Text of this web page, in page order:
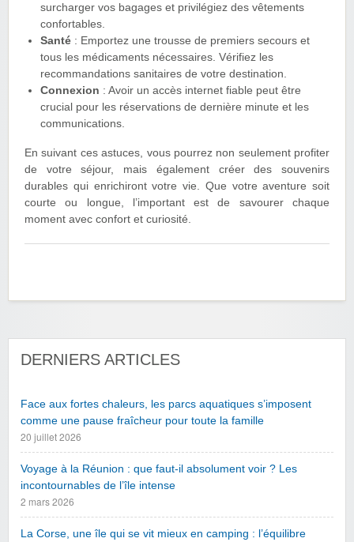
surcharger vos bagages et privilégiez des vêtements
confortables.
Santé : Emportez une trousse de premiers secours et
tous les médicaments nécessaires. Vérifiez les
recommandations sanitaires de votre destination.
Connexion : Avoir un accès internet fiable peut être
crucial pour les réservations de dernière minute et les
communications.
En suivant ces astuces, vous pourrez non seulement profiter
de votre séjour, mais également créer des souvenirs
durables qui enrichiront votre vie. Que votre aventure soit
courte ou longue, l’important est de savourer chaque
moment avec confort et curiosité.
DERNIERS ARTICLES
Face aux fortes chaleurs, les parcs aquatiques s’imposent
comme une pause fraîcheur pour toute la famille
20 juillet 2026
Voyage à la Réunion : que faut-il absolument voir ? Les
incontournables de l’île intense
2 mars 2026
La Corse, une île qui se vit mieux en camping : l’équilibre